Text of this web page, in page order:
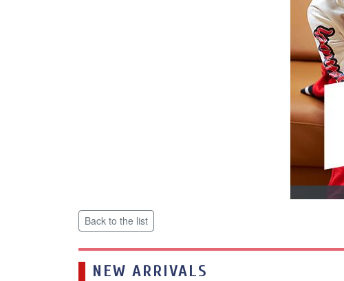
Back to the list
NEW ARRIVALS